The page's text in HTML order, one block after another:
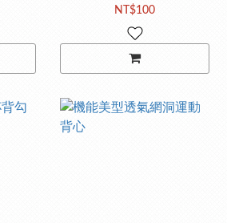
NT$100